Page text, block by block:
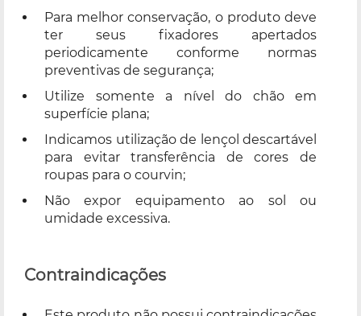
Para melhor conservação, o produto deve
ter seus fixadores apertados
periodicamente conforme normas
preventivas de segurança;
Utilize somente a nível do chão em
superfície plana;
Indicamos utilização de lençol descartável
para evitar transferência de cores de
roupas para o courvin;
Não expor equipamento ao sol ou
umidade excessiva.
Contraindicações